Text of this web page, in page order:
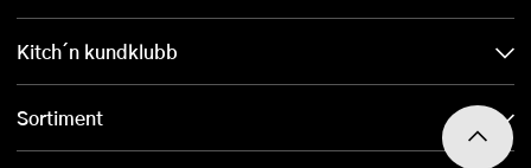
Kitch´n kundklubb
Sortiment